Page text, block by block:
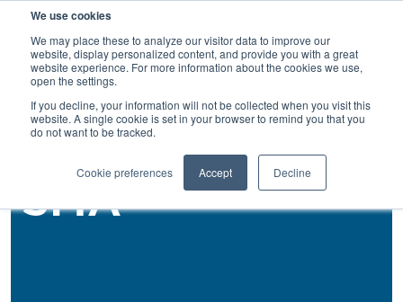
We use cookies
We may place these to analyze our visitor data to improve our
website, display personalized content, and provide you with a great
website experience. For more information about the cookies we use,
open the settings.
If you decline, your information will not be collected when you visit this
website. A single cookie is set in your browser to remind you that you
do not want to be tracked.
Cookie preferences Accept Decline
戻る
SMA®